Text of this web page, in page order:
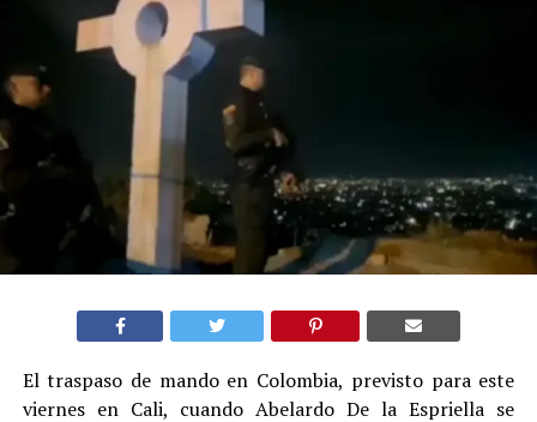
El traspaso de mando en Colombia, previsto para este
viernes en Cali, cuando Abelardo De la Espriella se